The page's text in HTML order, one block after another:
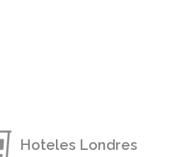
Hoteles Londres